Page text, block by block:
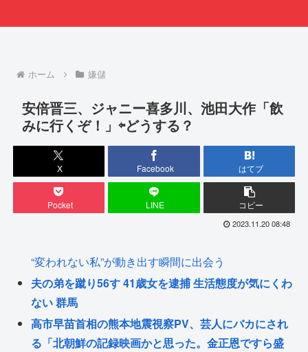
ホーム 嫌儲
安倍晋三、ジャニー喜多川、池田大作「飲
みに行くぞ！」⇦どうする？
X Facebook はてブ
Pocket LINE コピー
2023.11.20 08:48
“変われない私”が動き出す瞬間に出会う
夫の弟を蹴り56す 41歳女を逮捕 生活態度が気にくわ
ない 群馬
高市早苗首相の熊本地震視察PV、芸人にバカにされ
る「北朝鮮の記録映画かと思った。金正恩ですら盛